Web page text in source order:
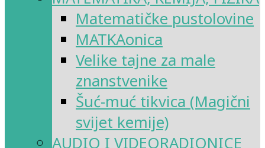
Matematičke pustolovine
MATKAonica
Velike tajne za male
znanstvenike
Šuć-muć tikvica (Magični
svijet kemije)
AUDIO I VIDEORADIONICE